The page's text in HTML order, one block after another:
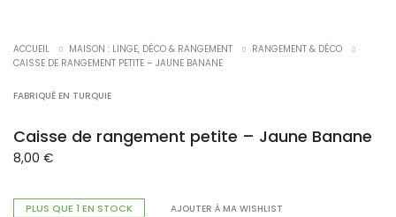
ACCUEIL MAISON : LINGE, DÉCO & RANGEMENT
RANGEMENT & DÉCO
CAISSE DE RANGEMENT PETITE – JAUNE BANANE
FABRIQUÉ EN TURQUIE
Caisse de rangement petite – Jaune Banane
8,00 €
PLUS QUE 1 EN STOCK AJOUTER À MA WISHLIST